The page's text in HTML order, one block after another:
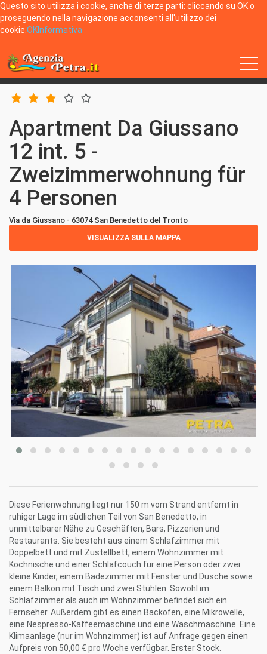
Questo sito utilizza i cookie, anche di terze parti: cliccando su OK o
proseguendo nella navigazione acconsenti all'utilizzo dei
cookie. OKInformativa
Home
San Benedetto del Tronto
Apartment Da Giussano 12 int. 5 - Zweizimmerwohnung für 4 Personen
Apartment Da Giussano
12 int. 5 -
Zweizimmerwohnung für
4 Personen
Via da Giussano - 63074 San Benedetto del Tronto
VISUALIZZA SULLA MAPPA
Diese Ferienwohnung liegt nur 150 m vom Strand entfernt in
ruhiger Lage im südlichen Teil von San Benedetto, in
unmittelbarer Nähe zu Geschäften, Bars, Pizzerien und
Restaurants. Sie besteht aus einem Schlafzimmer mit
Doppelbett und mit Zustellbett, einem Wohnzimmer mit
Kochnische und einer Schlafcouch für eine Person oder zwei
kleine Kinder, einem Badezimmer mit Fenster und Dusche sowie
einem Balkon mit Tisch und zwei Stühlen. Sowohl im
Schlafzimmer als auch im Wohnzimmer befindet sich ein
Fernseher. Außerdem gibt es einen Backofen, eine Mikrowelle,
eine Nespresso-Kaffeemaschine und eine Waschmaschine. Eine
Klimaanlage (nur im Wohnzimmer) ist auf Anfrage gegen einen
Aufpreis von 50,00 € pro Woche verfügbar. Erster Stock.